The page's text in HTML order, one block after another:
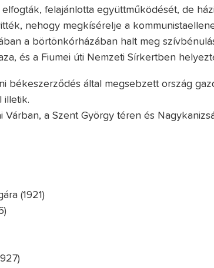
felajánlotta együttműködését, de
nehogy megkísérelje a
a börtönkórházában halt meg
és a Fiumei úti Nemzeti Sírkertben
békeszerződés által megsebzett ország
illetik.
Várban, a Szent György téren és
(1921)